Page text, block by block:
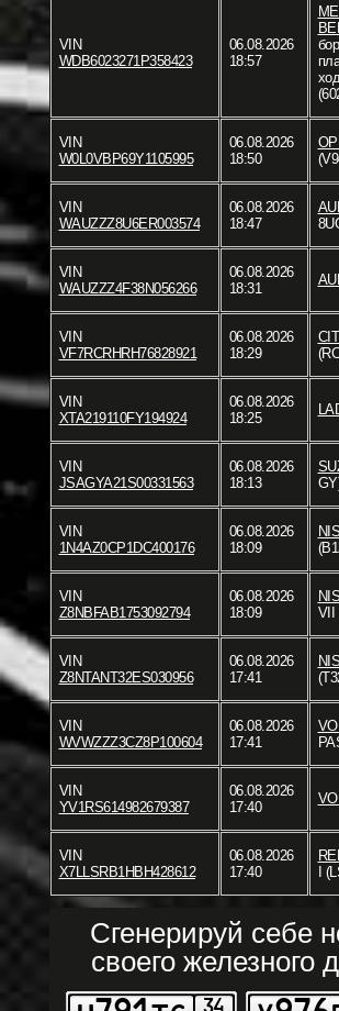
VIN
WDB6023271P358423
06.08.2026
18:57
VIN
W0L0VBP69Y1105995
06.08.2026
18:50
VIN
WAUZZZ8U6ER003574
06.08.2026
18:47
VIN
WAUZZZ4F38N056266
06.08.2026
18:31
VIN
VF7RCRHRH76828921
06.08.2026
18:29
VIN
XTA219110FY194924
06.08.2026
18:25
VIN
JSAGYA21S00331563
06.08.2026
18:13
VIN
1N4AZ0CP1DC400176
06.08.2026
18:09
VIN
Z8NBFAB1753092794
06.08.2026
18:09
VII
VIN
Z8NTANT32ES030956
06.08.2026
17:41
VIN
WVWZZZ3CZ8P100604
06.08.2026
17:41
VIN
YV1RS614982679387
06.08.2026
17:40
VIN
X7LLSRB1HBH428612
06.08.2026
17:40
I
Сгенерируй себе
своего железного